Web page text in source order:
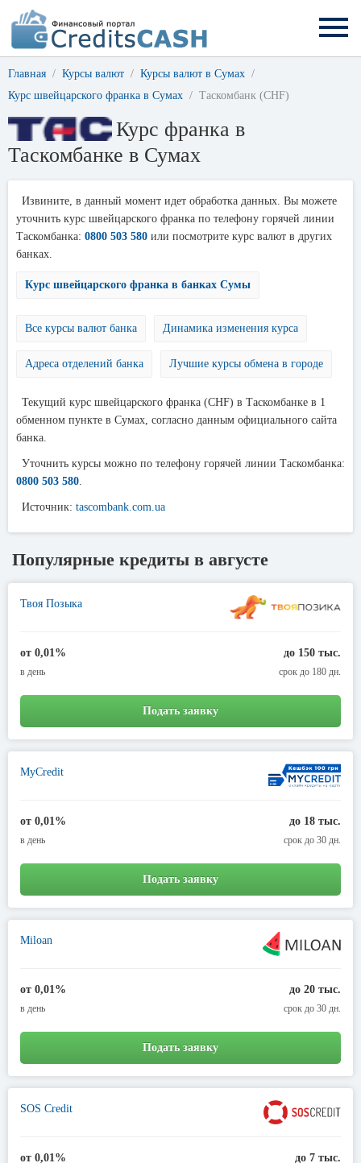
Главная Курсы валют
Курсы валют в Сумах
Курс швейцарского франка в Сумах
Таскомбанк (CHF)
Курс франка в
Таскомбанке в Сумах
Извините, в данный момент идет обработка данных. Вы можете
уточнить курс швейцарского франка по телефону горячей линии
Таскомбанка: 0800 503 580 или посмотрите курс валют в других
банках.
Курс швейцарского франка в банках Сумы
Все курсы валют банка Динамика изменения курса
Адреса отделений банка Лучшие курсы обмена в городе
Текущий курс швейцарского франка (CHF) в Таскомбанке в 1
обменном пункте в Сумах, согласно данным официального сайта
банка.
Уточнить курсы можно по телефону горячей линии Таскомбанка:
0800 503 580.
Источник: tascombank.com.ua
Популярные кредиты в августе
Твоя Позыка
от 0,01%
в день
до 150 тыс.
срок до 180 дн.
Подать заявку
MyCredit
от 0,01%
в день
до 18 тыс.
срок до 30 дн.
Подать заявку
Miloan
от 0,01%
в день
до 20 тыс.
срок до 30 дн.
Подать заявку
SOS Credit
от 0,01% до 7 тыс.